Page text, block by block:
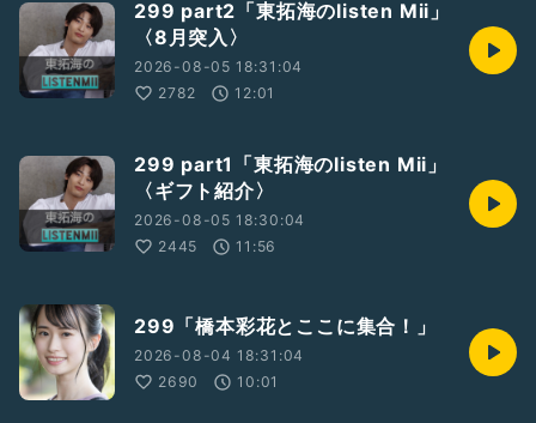
299 part2「東拓海のlisten Mii」
〈8月突入〉
2026-08-05 18:31:04
2782
12:01
299 part1「東拓海のlisten Mii」
〈ギフト紹介〉
2026-08-05 18:30:04
2445
11:56
299「橋本彩花とここに集合！」
2026-08-04 18:31:04
2690
10:01